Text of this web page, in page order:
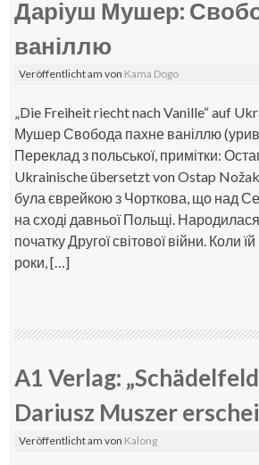
Даріуш Мушер:
ваніллю
Veröffentlicht amvon Kama Dogo
„Die Freiheit riecht nach Vanille“ auf
Мушер Свобода пахне ваніллю
Переклад з польської, примітки:
Ukrainische übersetzt von Ostap
була єврейкою з Чорткова, що над
на сході давньої Польщі.
початку Другої світової війни. Коли
роки, […]
A1 Verlag:
Dariusz Muszer
Veröffentlicht amvon Kalong